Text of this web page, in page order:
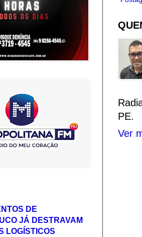
PE.
Ver
DE
JÁ DESTRAVAM
LOGÍSTICOS